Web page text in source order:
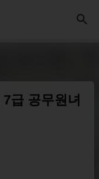
급 공무원녀